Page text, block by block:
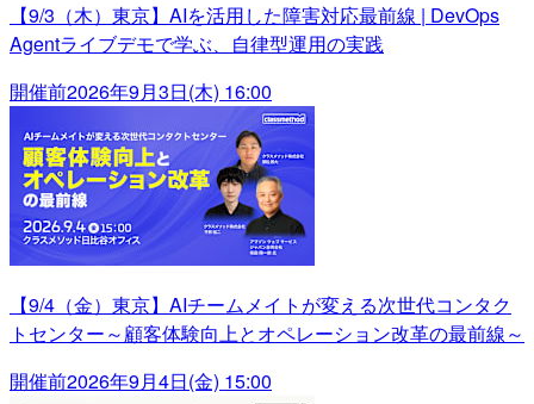
【9/3（木）東京】AIを活用した障害対応最前線 | DevOps
Agentライブデモで学ぶ、自律型運用の実践
開催前2026年9月3日(木) 16:00
【9/4（金）東京】AIチームメイトが変える次世代コンタク
トセンター～顧客体験向上とオペレーション改革の最前線～
開催前2026年9月4日(金) 15:00